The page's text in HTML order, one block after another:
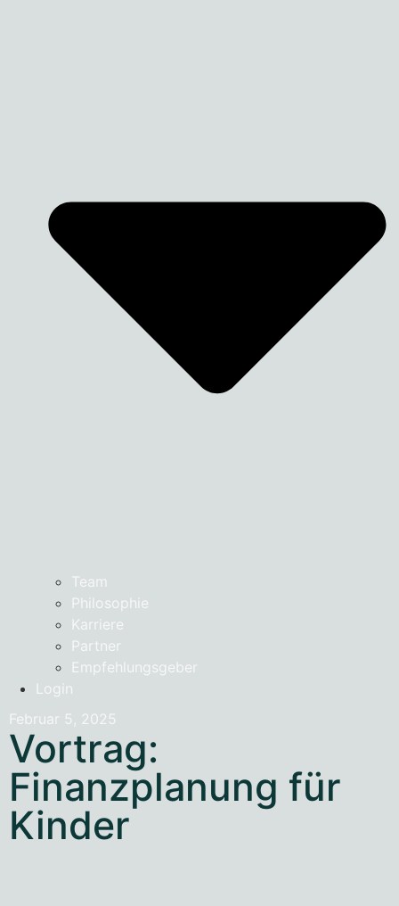
Team
Philosophie
Karriere
Partner
Empfehlungsgeber
Login
Februar 5, 2025
Vortrag:
Finanzplanung für
Kinder